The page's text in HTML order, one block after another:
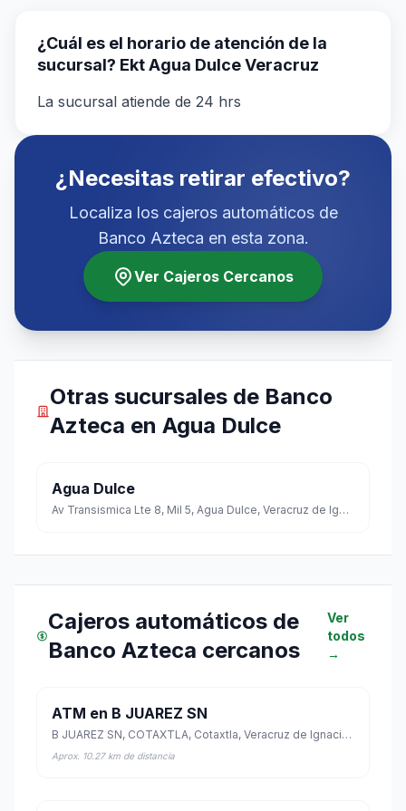
¿Cuál es el horario de atención de la
sucursal? Ekt Agua Dulce Veracruz
La sucursal atiende de 24 hrs
¿Necesitas retirar efectivo?
Localiza los cajeros automáticos de
Banco Azteca en esta zona.
Ver Cajeros Cercanos
Otras sucursales de Banco
Azteca en Agua Dulce
Agua Dulce
Av Transismica Lte 8, Mil 5, Agua Dulce, Veracruz de Ignacio de la Llave
Cajeros automáticos de
Banco Azteca cercanos
Ver
todos
→
ATM en B JUAREZ SN
B JUAREZ SN, COTAXTLA, Cotaxtla, Veracruz de Ignacio de la Llave
Aprox. 10.27 km de distancia